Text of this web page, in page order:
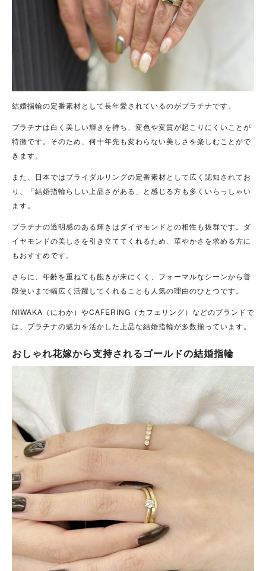
結婚指輪の定番素材として長年愛されているのがプラチナです。
プラチナは白く美しい輝きを持ち、変色や変質が起こりにくいことが
特徴です。そのため、何十年先も変わらない美しさを楽しむことがで
きます。
また、日本ではブライダルリングの定番素材として広く認知されてお
り、「結婚指輪らしい上品さがある」と感じる方も多くいらっしゃい
ます。
プラチナの透明感のある輝きはダイヤモンドとの相性も抜群です。ダ
イヤモンドの美しさを引き立ててくれるため、華やかさを求める方に
もおすすめです。
さらに、年齢を重ねても飽きが来にくく、フォーマルなシーンから普
段使いまで幅広く活躍してくれることも人気の理由のひとつです。
NIWAKA（にわか）やCAFERING（カフェリング）などのブランドで
は、プラチナの魅力を活かした上品な結婚指輪が多数揃っています。
おしゃれ花嫁から支持されるゴールドの結婚指輪